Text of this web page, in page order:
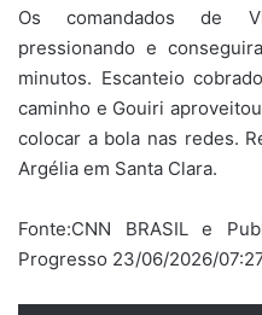
Os comandados de
pressionando e
minutos. Escanteio
caminho e Gouiri
colocar a bola nas redes.
Argélia em Santa Clara.
Fonte:CNN BRASIL e
Progresso 23/06/2026/